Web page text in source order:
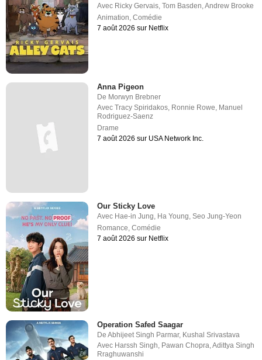
Avec Ricky Gervais,Tom Basden,Andrew Brooke
Animation,Comédie
7 août 2026 sur Netflix
Anna Pigeon
De Morwyn Brebner
AvecTracy Spiridakos, Ronnie Rowe, Manuel
Rodriguez-Saenz
Drame
7 août 2026 sur USA Network Inc.
Our Sticky Love
Avec Hae-in Jung Ha Young ,Seo Jung-Yeon
Romance ,Comédie
7 août 2026 sur Netflix
Operation Safed Saagar
DeAbhijeet Singh Parmar, Kushal Srivastava
Avec Harssh Singh, Pawan Chopra,Adittya Singh
Rraghuwanshi